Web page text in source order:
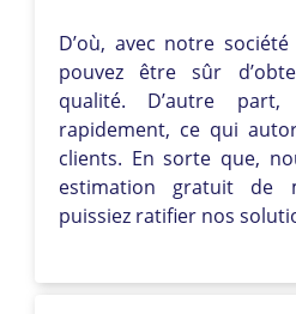
D’où, avec notre
pouvez être sûr
qualité. D’autre part,
rapidement, ce qui
clients. En sorte que,
estimation gratuit de
puissiez ratifier nos